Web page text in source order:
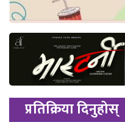
प्रतिक्रिया दिनुहोस्